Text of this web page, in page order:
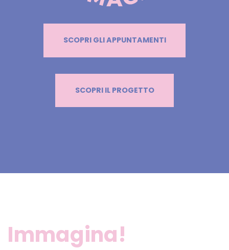
SCOPRI GLI APPUNTAMENTI
SCOPRI IL PROGETTO
Immagina!